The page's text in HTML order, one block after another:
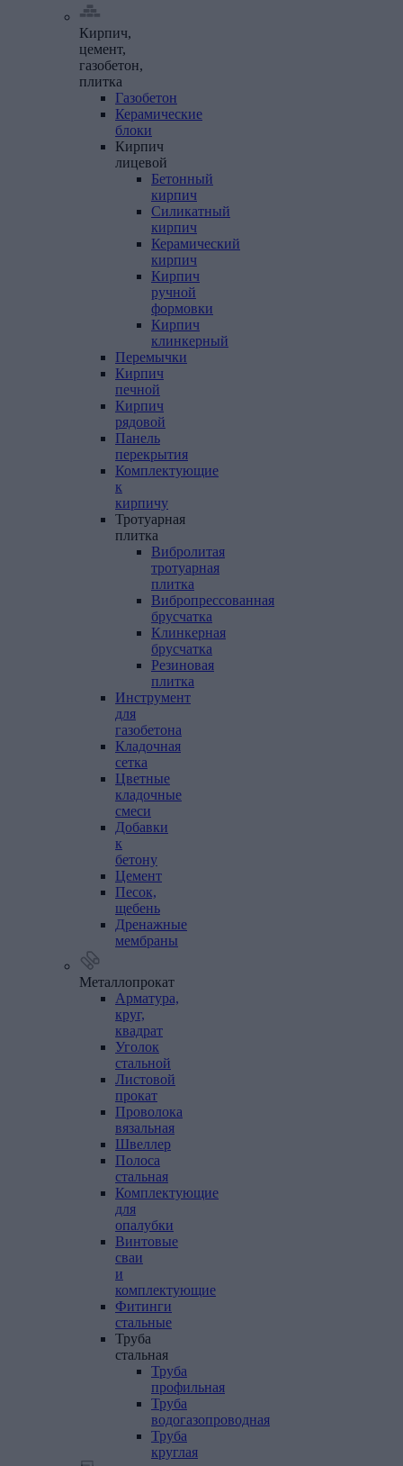
Кирпич,
цемент,
газобетон,
плитка
Газобетон
Керамические
блоки
Кирпич
лицевой
Бетонный
кирпич
Силикатный
кирпич
Керамический
кирпич
Кирпич
ручной
формовки
Кирпич
клинкерный
Перемычки
Кирпич
печной
Кирпич
рядовой
Панель
перекрытия
Комплектующие
к
кирпичу
Тротуарная
плитка
Вибролитая
тротуарная
плитка
Вибропрессованная
брусчатка
Клинкерная
брусчатка
Резиновая
плитка
Инструмент
для
газобетона
Кладочная
сетка
Цветные
кладочные
смеси
Добавки
к
бетону
Цемент
Песок,
щебень
Дренажные
мембраны
Металлопрокат
Арматура,
круг,
квадрат
Уголок
стальной
Листовой
прокат
Проволока
вязальная
Швеллер
Полоса
стальная
Комплектующие
для
опалубки
Винтовые
сваи
и
комплектующие
Фитинги
стальные
Труба
стальная
Труба
профильная
Труба
водогазопроводная
Труба
круглая